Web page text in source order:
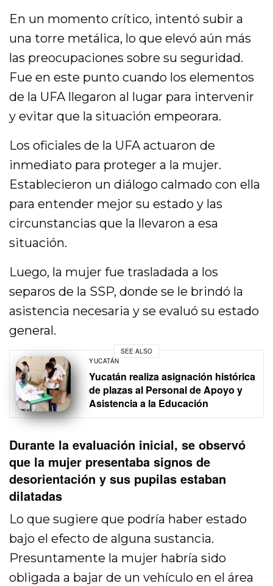
En un momento crítico, intentó subir a
una torre metálica, lo que elevó aún más
las preocupaciones sobre su seguridad.
Fue en este punto cuando los elementos
de la UFA llegaron al lugar para intervenir
y evitar que la situación empeorara.
Los oficiales de la UFA actuaron de
inmediato para proteger a la mujer.
Establecieron un diálogo calmado con ella
para entender mejor su estado y las
circunstancias que la llevaron a esa
situación.
Luego, la mujer fue trasladada a los
separos de la SSP, donde se le brindó la
asistencia necesaria y se evaluó su estado
general.
SEE ALSO
YUCATÁN
Yucatán realiza asignación histórica
de plazas al Personal de Apoyo y
Asistencia a la Educación
Durante la evaluación inicial, se observó
que la mujer presentaba signos de
desorientación y sus pupilas estaban
dilatadas
Lo que sugiere que podría haber estado
bajo el efecto de alguna sustancia.
Presuntamente la mujer habría sido
obligada a bajar de un vehículo en el área